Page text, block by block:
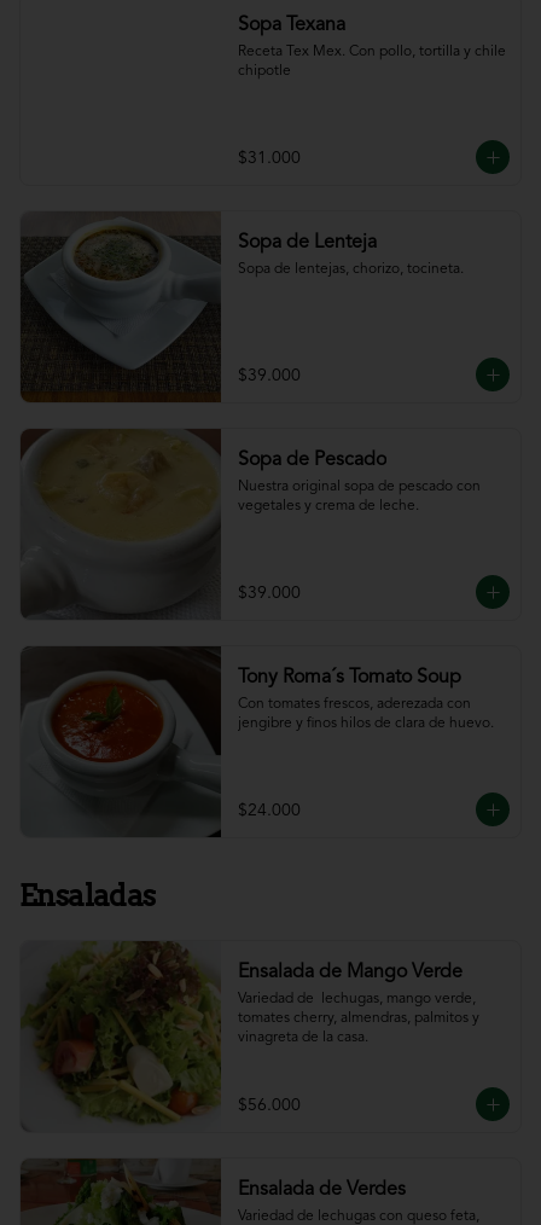
Sopa Texana
Receta Tex Mex. Con pollo, tortilla y chile
chipotle
$31.000
Sopa de Lenteja
Sopa de lentejas, chorizo, tocineta.
$39.000
Sopa de Pescado
Nuestra original sopa de pescado con
vegetales y crema de leche.
$39.000
Tony Roma´s Tomato Soup
Con tomates frescos, aderezada con
jengibre y finos hilos de clara de huevo.
$24.000
Ensaladas
Ensalada de Mango Verde
Variedad de  lechugas, mango verde,
tomates cherry, almendras, palmitos y
vinagreta de la casa.
$56.000
Ensalada de Verdes
Variedad de lechugas con queso feta,